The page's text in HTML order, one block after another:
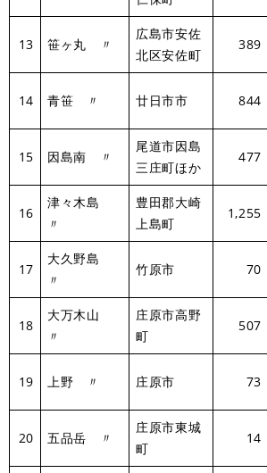
13 笹ヶ丸 〃
広島市安佐
北区安佐町
389
14 青笹 〃 廿日市市 844
15 因島南 〃
尾道市因島
三庄町ほか
477
16
津々木島
〃
豊田郡大崎
上島町
1,255
17
大久野島
〃
竹原市 70
18
大万木山
〃
庄原市高野
町
507
19 上野 〃 庄原市 73
20 五品岳 〃
庄原市東城
町
14